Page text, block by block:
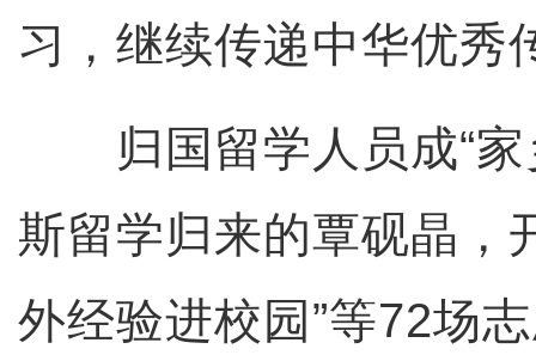
习，继续传递中华优秀
归国留学人员成“家
斯留学归来的覃砚晶，
外经验进校园”等72场